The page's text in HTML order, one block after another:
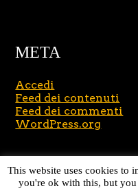
META
Accedi
Feed dei contenuti
Feed dei commenti
WordPress.org
Copyright © 2026
Reserved.Journal
This website uses cookies to
you're ok with this, but